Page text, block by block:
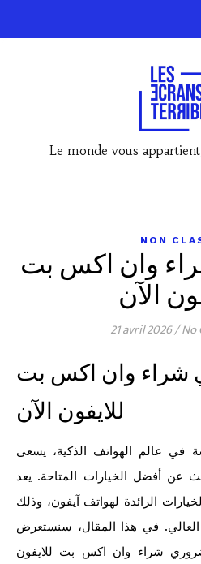
Le monde vous
NON
وان اكس بت
الآن
21 avril 2026/No
شراء وان اكس بت
للايفون الآن
عن أفضل الخيارات المتاحة. يعد
الرائدة لهواتف آيفون، وذلك
العالي. في هذا المقال، سنستعرض
شراء وان اكس بت للايفون